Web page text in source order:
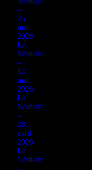
–
25
mai
2026
Le
Vestiaire
–
12
mai
2026
Le
Vestiaire
–
28
avril
2026
Le
Vestiaire
–